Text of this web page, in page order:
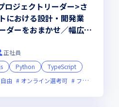
ロジェクトリーダー>さ
における設計・開発業
ダーをおまかせ／幅広い
件多数
正社員
Python
TypeScript
由 オンライン選考可 フレックス制度あり